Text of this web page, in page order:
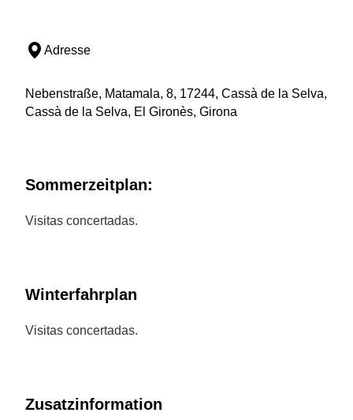
Adresse
Nebenstraße, Matamala, 8, 17244, Cassà de la Selva,
Cassà de la Selva, El Gironès, Girona
Sommerzeitplan:
Visitas concertadas.
Winterfahrplan
Visitas concertadas.
Zusatzinformation